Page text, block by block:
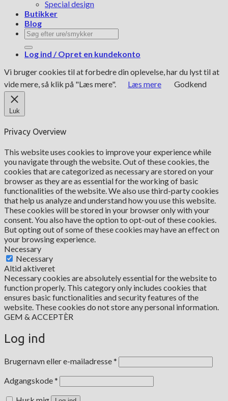
Special design
Butikker
Blog
Søg
efter:
Log ind / Opret en kundekonto
Vi bruger cookies til at forbedre din oplevelse, har du lyst til at
vide mere, så klik på "Læs mere".
Læs mere Godkend
Luk
Privacy Overview
This website uses cookies to improve your experience while
you navigate through the website. Out of these cookies, the
cookies that are categorized as necessary are stored on your
browser as they are as essential for the working of basic
functionalities of the website. We also use third-party cookies
that help us analyze and understand how you use this website.
These cookies will be stored in your browser only with your
consent. You also have the option to opt-out of these cookies.
But opting out of some of these cookies may have an effect on
your browsing experience.
Necessary
Necessary
Altid aktiveret
Necessary cookies are absolutely essential for the website to
function properly. This category only includes cookies that
ensures basic functionalities and security features of the
website. These cookies do not store any personal information.
GEM & ACCEPTÈR
Log ind
Brugernavn eller e-mailadresse* Påkrævet
Adgangskode* Påkrævet